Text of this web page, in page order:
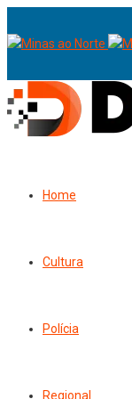
Home
Cultura
Polícia
Regional